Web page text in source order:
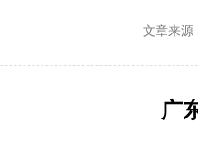
文章来源
广